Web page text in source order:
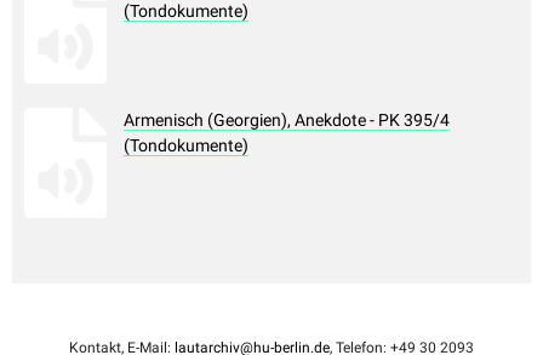
(Tondokumente)
Armenisch (Georgien), Anekdote - PK 395/4
(Tondokumente)
Kontakt, E-Mail: lautarchiv@hu-berlin.de, Telefon: +49 30 2093